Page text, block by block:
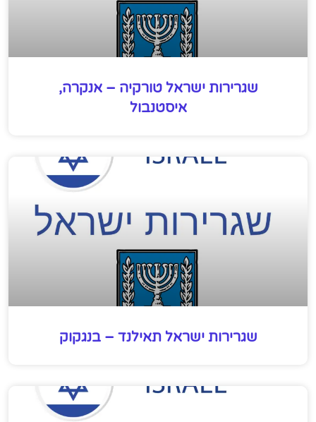
שגרירות ישראל טורקיה – אנקרה,
איסטנבול
שגרירות ישראל תאילנד – בנגקוק